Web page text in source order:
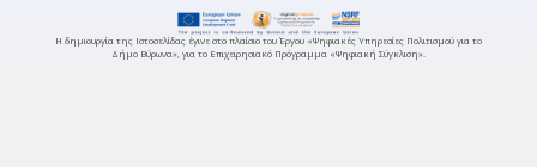
Η δημιουργία της Ιστοσελίδας έγινε στο πλαίσιο του Έργου «Ψηφιακές Υπηρεσίες Πολιτισμού για το
Δήμο Βύρωνα», για το Επιχειρησιακό Πρόγραμμα «Ψηφιακή Σύγκλιση».